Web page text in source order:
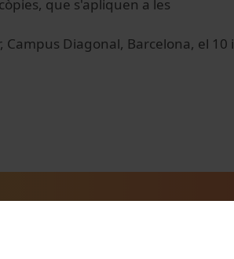
que s'apliquen a les
Campus Diagonal, Barcelona, el 10 i